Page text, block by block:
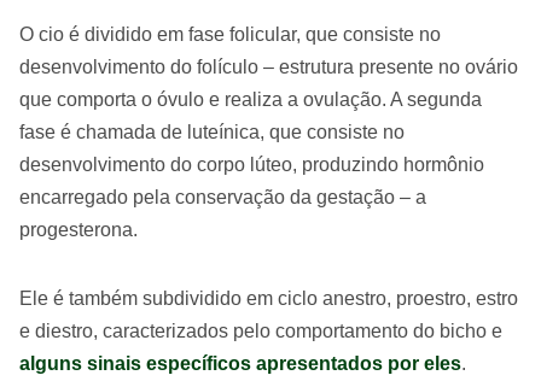
O cio é dividido em fase folicular, que consiste no
desenvolvimento do folículo – estrutura presente no ovário
que comporta o óvulo e realiza a ovulação. A segunda
fase é chamada de luteínica, que consiste no
desenvolvimento do corpo lúteo, produzindo hormônio
encarregado pela conservação da gestação – a
progesterona.
Ele é também subdividido em ciclo anestro, proestro, estro
e diestro, caracterizados pelo comportamento do bicho e
alguns sinais específicos apresentados por eles.